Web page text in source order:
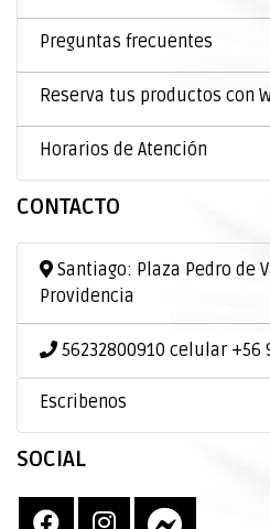
Preguntas frecuentes
Reserva tus productos con
Horarios de Atención
CONTACTO
Santiago: Plaza Pedro de
Providencia
56232800910 celular +56
Escribenos
SOCIAL